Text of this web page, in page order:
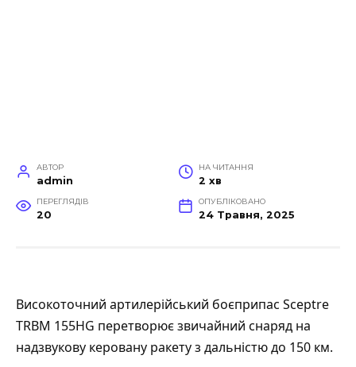
АВТОР
admin
НА ЧИТАННЯ
2 хв
ПЕРЕГЛЯДІВ
20
ОПУБЛІКОВАНО
24 Травня, 2025
Високоточний артилерійський боєприпас Sceptre
TRBM 155HG перетворює звичайний снаряд на
надзвукову керовану ракету з дальністю до 150 км.